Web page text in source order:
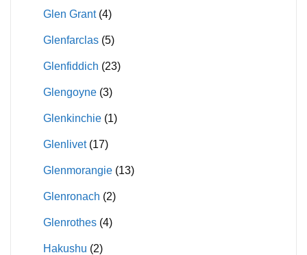
Glen Grant (4)
Glenfarclas (5)
Glenfiddich (23)
Glengoyne (3)
Glenkinchie (1)
Glenlivet (17)
Glenmorangie (13)
Glenronach (2)
Glenrothes (4)
Hakushu (2)